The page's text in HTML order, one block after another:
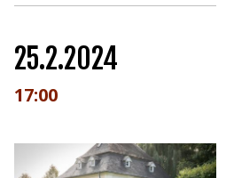
25.2.2024
17:00